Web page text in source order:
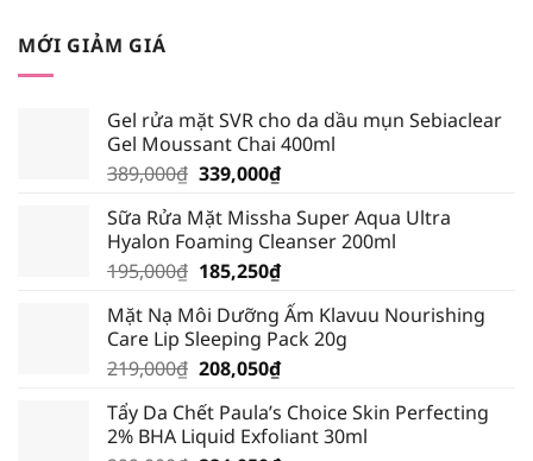
MỚI GIẢM GIÁ
Gel rửa mặt SVR cho da dầu mụn Sebiaclear
Gel Moussant Chai 400ml
389,000₫ Giá
là:
389,000₫.
339,000₫Giá
tại
là:
339,000₫.
Sữa Rửa Mặt Missha Super Aqua Ultra
Hyalon Foaming Cleanser 200ml
195,000₫ Giá
là:
195,000₫.
185,250₫Giá
tại
là:
185,250₫.
Mặt Nạ Môi Dưỡng Ẩm Klavuu Nourishing
Care Lip Sleeping Pack 20g
219,000₫ Giá
là:
219,000₫.
208,050₫Giá
tại
là:
Tẩy Da Chết Paula’s Choice Skin Perfecting
2% BHA Liquid Exfoliant 30ml